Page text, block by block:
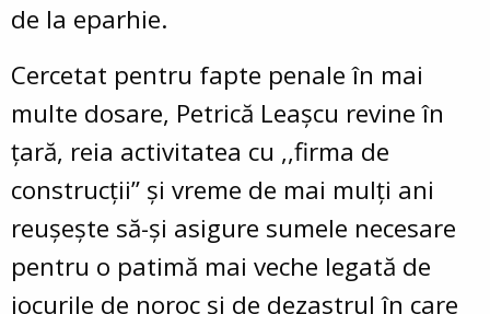
de la eparhie.
Cercetat pentru fapte penale în mai
multe dosare, Petrică Leașcu revine în
țară, reia activitatea cu ,,firma de
construcții” și vreme de mai mulți ani
reușește să-și asigure sumele necesare
pentru o patimă mai veche legată de
jocurile de noroc și de dezastrul în care